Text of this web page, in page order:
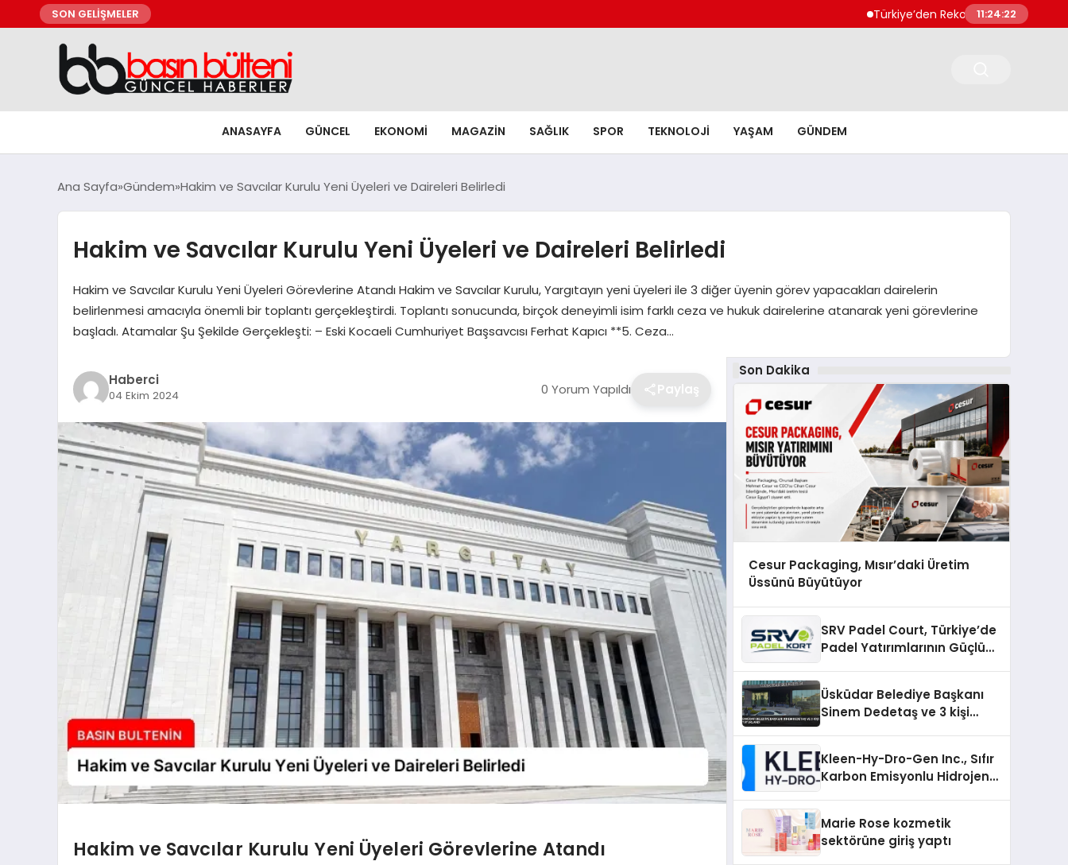
SON GELİŞMELER Türkiye’den Rekor Teknoloji İhracatı 56
11:24:23
ANASAYFA GÜNCEL EKONOMI MAGAZIN SAĞLIK SPOR TEKNOLOJI YAŞAM GÜNDEM
Ana Sayfa Gündem Hakim ve Savcılar Kurulu Yeni Üyeleri ve Daireleri Belirledi
Hakim ve Savcılar Kurulu Yeni Üyeleri ve Daireleri Belirledi
Hakim ve Savcılar Kurulu Yeni Üyeleri Görevlerine Atandı Hakim ve Savcılar Kurulu, Yargıtayın yeni üyeleri ile 3 diğer üyenin görev yapacakları dairelerin
belirlenmesi amacıyla önemli bir toplantı gerçekleştirdi. Toplantı sonucunda, birçok deneyimli isim farklı ceza ve hukuk dairelerine atanarak yeni görevlerine
başladı. Atamalar Şu Şekilde Gerçekleşti: – Eski Kocaeli Cumhuriyet Başsavcısı Ferhat Kapıcı **5. Ceza…
Haberci
04 Ekim 2024 0 Yorum Yapıldı Paylaş
Hakim ve Savcılar Kurulu Yeni Üyeleri Görevlerine Atandı
Son Dakika
Cesur Packaging, Mısır’daki Üretim
Üssünü Büyütüyor
SRV Padel Court, Türkiye’de
Padel Yatırımlarının Güçlü
Üsküdar Belediye Başkanı
Sinem Dedetaş ve 3 kişi
Kleen-Hy-Dro-Gen Inc., Sıfır
Karbon Emisyonlu Hidrojen
Aldı
Marie Rose kozmetik
sektörüne giriş yaptı